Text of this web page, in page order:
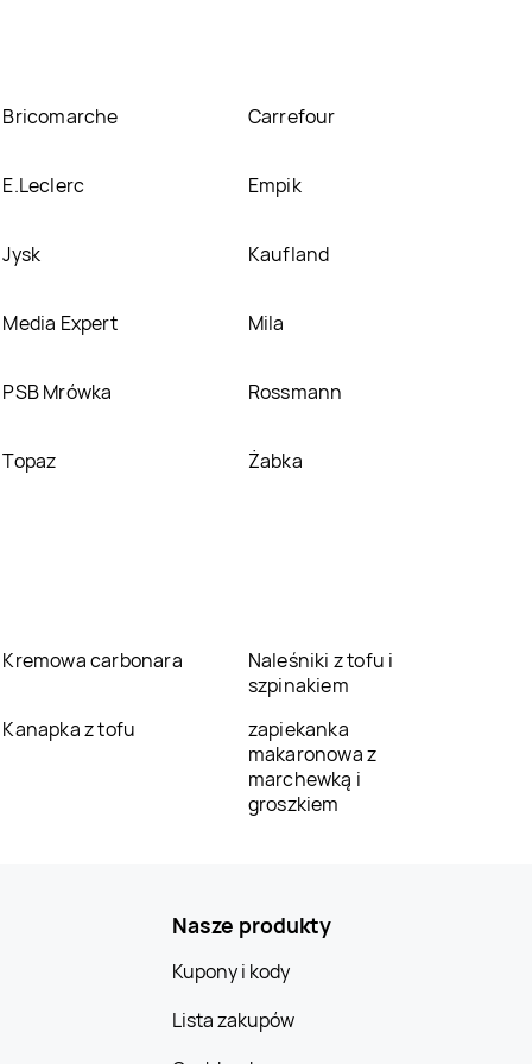
Bricomarche Carrefour
E.Leclerc Empik
Jysk Kaufland
Media Expert Mila
PSB Mrówka Rossmann
Topaz Żabka
Kremowa carbonara
Naleśniki z tofu i
szpinakiem
Kanapka z tofu
zapiekanka
makaronowa z
marchewką i
groszkiem
Nasze produkty
Kupony i kody
Lista zakupów